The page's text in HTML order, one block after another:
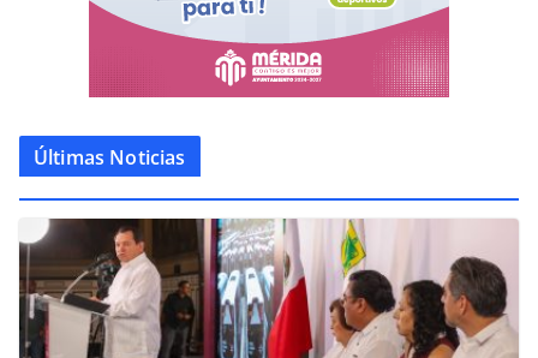
Últimas Noticias